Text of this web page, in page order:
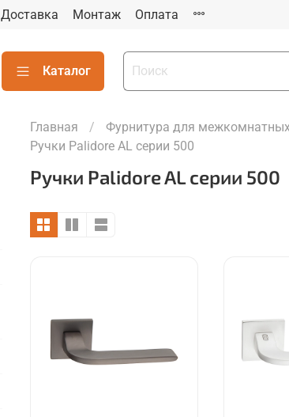
Доставка Монтаж Оплата
Каталог
Главная Фурнитура для
Ручки Palidore AL серии 500
Ручки Palidore AL серии 500